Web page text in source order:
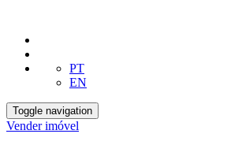
PT
EN
Toggle navigation
Vender imóvel